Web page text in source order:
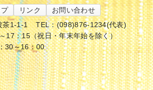
リンク
お問い合わせ
茶1-1-1
TEL：(098)876-1234(代表)
17：15（祝日・年末年始を除く）
30～16：00